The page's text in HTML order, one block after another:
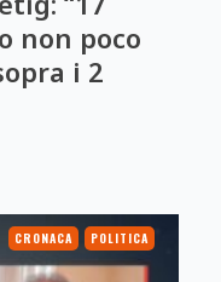
non poco
i 2
CRONACA POLITICA